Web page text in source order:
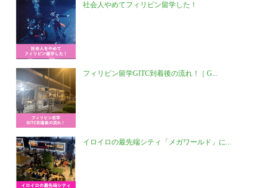
社会人やめてフィリピン留学した！
フィリピン留学GITC到着後の流れ！｜G...
イロイロの最先端シティ「メガワールド」に...